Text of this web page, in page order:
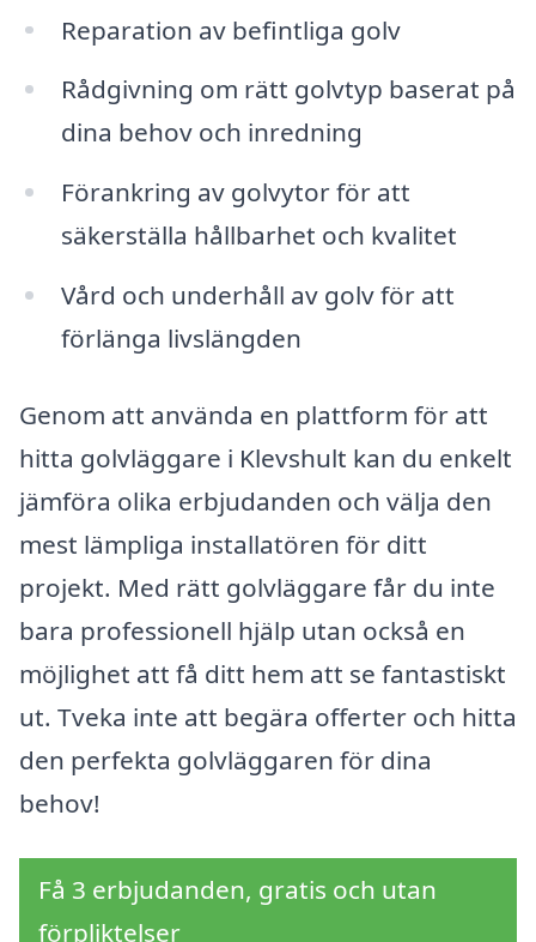
Reparation av befintliga golv
Rådgivning om rätt golvtyp baserat på
dina behov och inredning
Förankring av golvytor för att
säkerställa hållbarhet och kvalitet
Vård och underhåll av golv för att
förlänga livslängden
Genom att använda en plattform för att
hitta golvläggare i Klevshult kan du enkelt
jämföra olika erbjudanden och välja den
mest lämpliga installatören för ditt
projekt. Med rätt golvläggare får du inte
bara professionell hjälp utan också en
möjlighet att få ditt hem att se fantastiskt
ut. Tveka inte att begära offerter och hitta
den perfekta golvläggaren för dina
behov!
Få 3 erbjudanden, gratis och utan
förpliktelser